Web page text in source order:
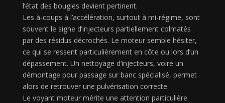
l’état des bougies devient pertinent.
Les à-coups à l’accélération, surtout à mi-régime, sont
souvent le signe d’injecteurs partiellement colmatés
par des résidus décrochés. Le moteur semble hésiter,
ce qui se ressent particulièrement en côte ou lors d’un
dépassement. Un nettoyage d’injecteurs, voire un
démontage pour passage sur banc spécialisé, permet
alors de retrouver une pulvérisation correcte.
Le voyant moteur mérite une attention particulière.